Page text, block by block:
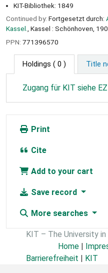
KIT-Bibliothek: 1849
Continued by: Fortgesetzt durch:
Kassel., Kassel : Schönhoven,
PPN: 771396570
Holdings ( 0 ) Title
Zugang für KIT siehe
Print
Cite
Add to your cart
Save record
More searches
KIT – The University
Home |
Barrierefreiheit | KIT